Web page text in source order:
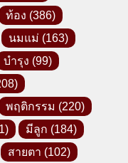
ท้อง (386)
นมแม่ (163)
บำรุง (99)
พฤติกรรม (220)
มีลูก (184)
สายตา (102)